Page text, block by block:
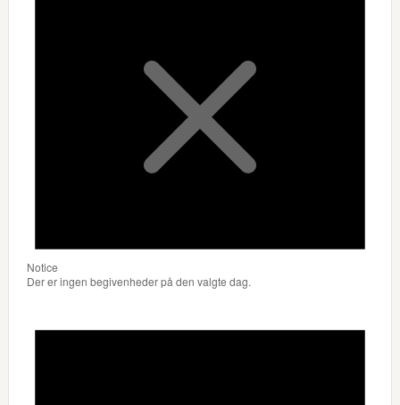
Notice
Der er ingen begivenheder på den valgte dag.